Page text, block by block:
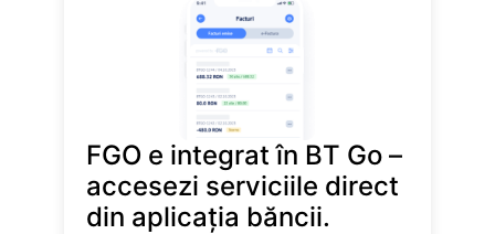
FGO e integrat în BT Go –
accesezi serviciile direct
din aplicația băncii.